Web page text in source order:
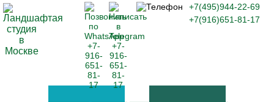
+7(495)944-22-69
+7(916)651-81-17